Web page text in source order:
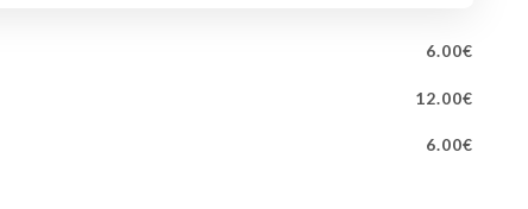
6.00€
12.00€
6.00€